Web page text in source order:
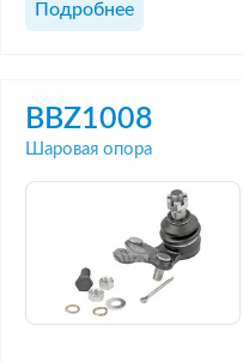
Подробнее
BBZ1008
Шаровая опора